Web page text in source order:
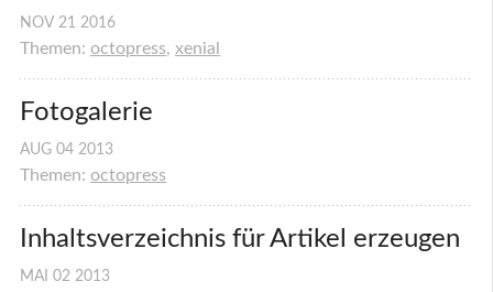
NOV 21 2016
Themen: octopress, xenial
Fotogalerie
AUG 04 2013
Themen: octopress
Inhaltsverzeichnis für Artikel erzeugen
MAI 02 2013